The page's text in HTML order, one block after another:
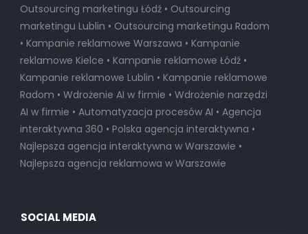
Outsourcing marketingu Łódź • Outsourcing
marketingu Lublin • Outsourcing marketingu Radom
• Kampanie reklamowe Warszawa • Kampanie
reklamowe Kielce • Kampanie reklamowe Łódź •
Kampanie reklamowe Lublin • Kampanie reklamowe
Radom • Wdrożenie AI w firmie • Wdrożenie narzędzi
AI w firmie • Automatyzacja procesów AI • Agencja
interaktywna 360 • Polska agencja interaktywna •
Najlepsza agencja interaktywna w Warszawie •
Najlepsza agencja reklamowa w Warszawie
SOCIAL MEDIA